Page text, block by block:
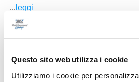
Questo sito web utilizza i cookie
Utilizziamo i cookie per
... leggi
FC OSIMO. Rinforzo in
Lorenzo Baccarini